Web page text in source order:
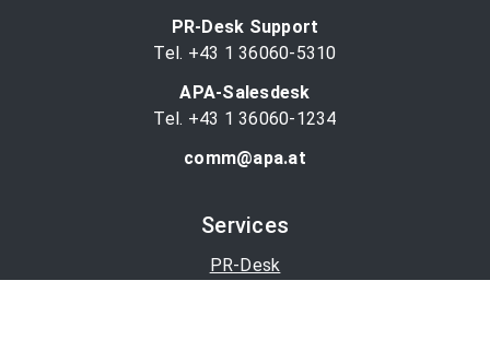
PR-Desk Support
Tel. +43 1 36060-5310
APA-Salesdesk
Tel. +43 1 36060-1234
comm@apa.at
Services
PR-Desk